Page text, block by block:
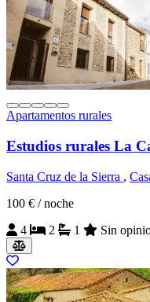
Apartamentos rurales
Estudios rurales La
Santa Cruz de la Sierra ,
100 € / noche
4
2 1 Sin